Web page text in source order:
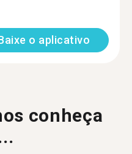
o aplicativo
conheça